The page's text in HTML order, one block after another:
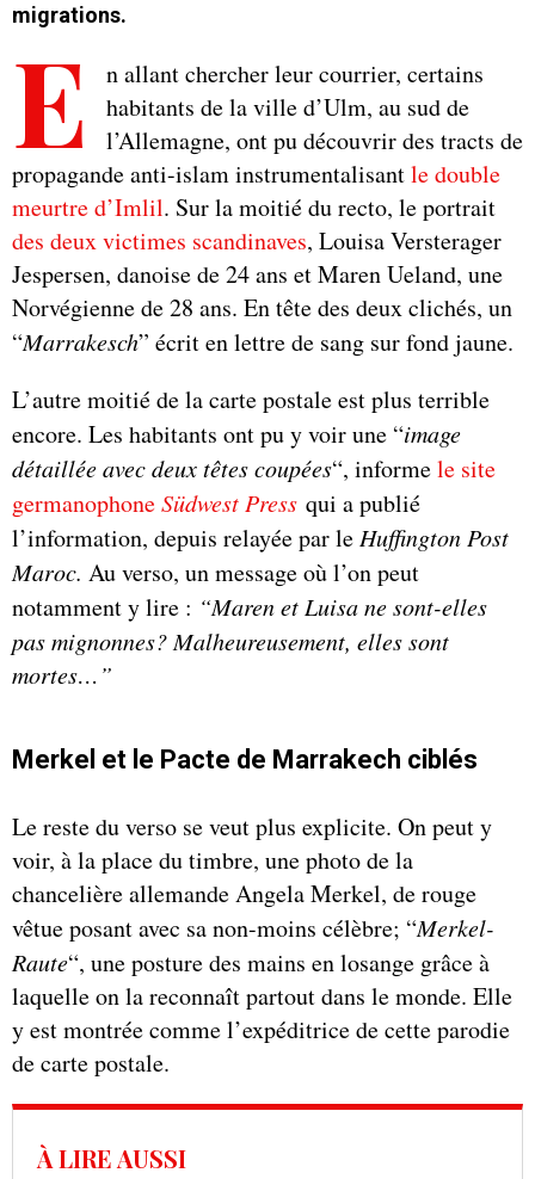
migrations.
E
n allant chercher leur courrier, certains
habitants de la ville d’Ulm, au sud de
l’Allemagne, ont pu découvrir des tracts de
propagande anti-islam instrumentalisantle double
meurtre d’Imlil. Sur la moitié du recto, le portrait
des deux victimes scandinaves, Louisa Versterager
Jespersen, danoise de 24 ans et Maren Ueland, une
Norvégienne de 28 ans. En tête des deux clichés, un
“Marrakesch” écrit en lettre de sang sur fond jaune.
L’autre moitié de la carte postale est plus terrible
encore. Les habitants ont pu y voir une “image
détaillée avec deux têtes coupées“, informele site
germanophoneSüdwest Press qui a publié
l’information, depuis relayée par le Huffington Post
Maroc. Au verso, un message où l’on peut
notamment y lire : “Maren et Luisa ne sont-elles
pas mignonnes? Malheureusement, elles sont
mortes…”
Merkel et le Pacte de Marrakech ciblés
Le reste du verso se veut plus explicite. On peut y
voir, à la place du timbre, une photo de la
chancelière allemande Angela Merkel, de rouge
vêtue posant avec sa non-moins célèbre; “Merkel-
Raute“, une posture des mains en losange grâce à
laquelle on la reconnaît partout dans le monde. Elle
y est montrée comme l’expéditrice de cette parodie
de carte postale.
À LIRE AUSSI